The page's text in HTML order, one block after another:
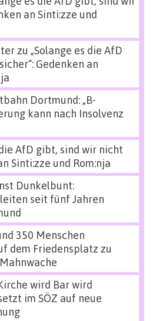
an Sinti:zze und
zu „Solange es die AfD
Gedenken an
Dortmund: „B-
kann nach Insolvenz
AfD gibt, sind wir nicht
Sinti:zze und Rom:nja
Dunkelbunt:
seit fünf Jahren
350 Menschen
dem Friedensplatz zu
wird Bar wird
im SÖZ auf neue